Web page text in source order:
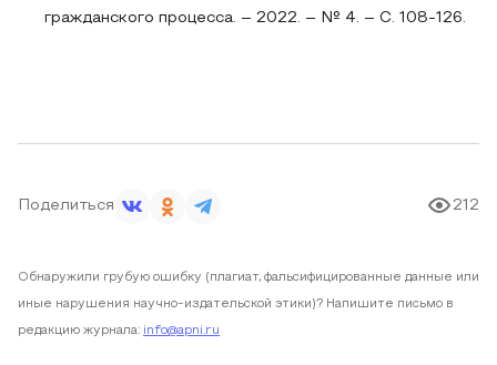
гражданского процесса. – 2022. – № 4. – С. 108-126.
Поделиться 212
Обнаружили грубую ошибку (плагиат, фальсифицированные данные или
иные нарушения научно-издательской этики)? Напишите письмо в
редакцию журнала: info@apni.ru